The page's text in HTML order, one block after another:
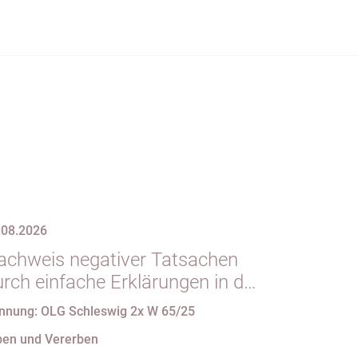
negativer Tatsachen
einfache Erklärungen in der
des § 29 GBO (hier:
OLG Schleswig 2x W 65/25
und Vererben